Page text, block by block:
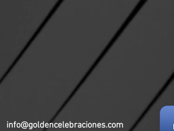
info@goldencelebraciones.com